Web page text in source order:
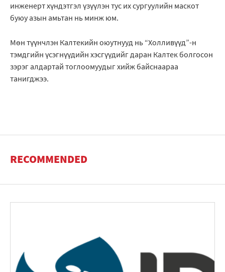
инженерт хүндэтгэл үзүүлэн тус их сургуулийн маскот
буюу азын амьтан нь минж юм.
Мөн түүнчлэн Калтекийн оюутнууд нь “Холливүүд”-н
тэмдгийн үсэгнүүдийн хэсгүүдийг даран Калтек болгосон
зэрэг алдартай тоглоомуудыг хийж байснаараа
танигджээ.
RECOMMENDED